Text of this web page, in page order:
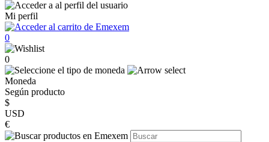
Mi perfil
0
0
Moneda
Según producto
$
USD
€